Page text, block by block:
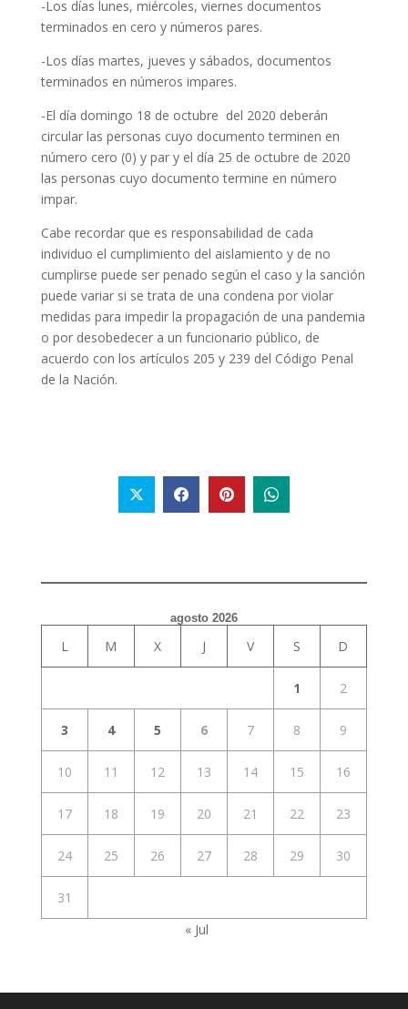
-Los días lunes, miércoles, viernes documentos
terminados en cero y números pares.
-Los días martes, jueves y sábados, documentos
terminados en números impares.
-El día domingo 18 de octubre del 2020 deberán
circular las personas cuyo documento terminen en
número cero (0) y par y el día 25 de octubre de 2020
las personas cuyo documento termine en número
impar.
Cabe recordar que es responsabilidad de cada
individuo el cumplimiento del aislamiento y de no
cumplirse puede ser penado según el caso y la sanción
puede variar si se trata de una condena por violar
medidas para impedir la propagación de una pandemia
o por desobedecer a un funcionario público, de
acuerdo con los artículos 205 y 239 del Código Penal
de la Nación.
agosto 2026
L M X J V S D
1 2
3 4 5 6 7 8 9
10 11 12 13 14 15 16
17 18 19 20 21 22 23
24 25 26 27 28 29 30
31
« Jul